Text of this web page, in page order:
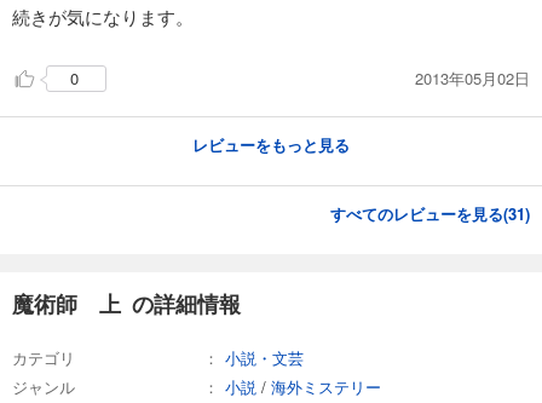
続きが気になります。
0 2013年05月02日
レビューをもっと見る
すべてのレビューを見る(31)
魔術師 上 の詳細情報
カテゴリ
小説・文芸
ジャンル
小説 / 海外ミステリー